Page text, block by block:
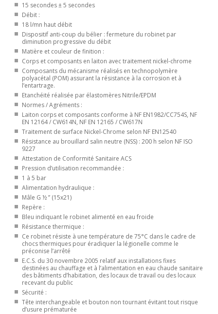
15 secondes ± 5 secondes
Débit :
18 l/mn haut débit
Dispositif anti-coup du bélier : fermeture du robinet par
diminution progressive du débit
Matière et couleur de finition :
Corps et composants en laiton avec traitement nickel-chrome
Composants du mécanisme réalisés en technopolymère
polyacétal (POM) assurant la résistance à la corrosion et à
l’entartrage.
Etanchéité réalisée par élastomères Nitrile/EPDM
Normes / Agréments :
Laiton corps et composants conforme à NF EN1982/CC754S, NF
EN 12164 / CW614N, NF EN 12165 / CW617N
Traitement de surface Nickel-Chrome selon NF EN12540
Résistance au brouillard salin neutre (NSS) : 200 h selon NF ISO
9227
Attestation de Conformité Sanitaire ACS
Pression d’utilisation recommandée :
1 à 5 bar
Alimentation hydraulique :
Mâle G ½ ’’ (15x21)
Repère :
Bleu indiquant le robinet alimenté en eau froide
Résistance thermique :
Ce robinet résiste à une température de 75°C dans le cadre de
chocs thermiques pour éradiquer la légionelle comme le
préconise l’arrêté
E.C.S. du 30 novembre 2005 relatif aux installations fixes
destinées au chauffage et à l’alimentation en eau chaude sanitaire
des bâtiments d’habitation, des locaux de travail ou des locaux
recevant du public
Sécurité :
Tête interchangeable et bouton non tournant évitant tout risque
d’usure prématurée